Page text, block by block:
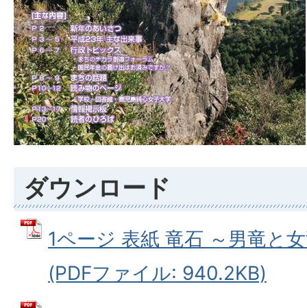
ダウンロード
1ページ 表紙 竜石 ～男竜と
(PDFファイル: 940.2KB)